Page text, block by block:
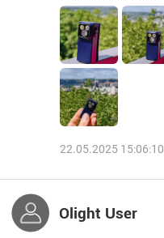
22.05.2025 15:06:10
Olight User